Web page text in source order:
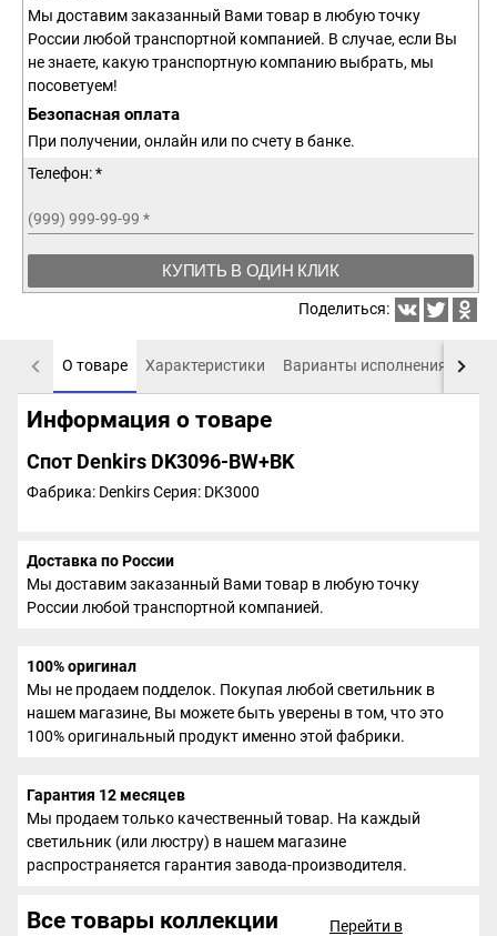
Мы доставим заказанный Вами товар в любую точку
России любой транспортной компанией. В случае, если Вы
не знаете, какую транспортную компанию выбрать, мы
посоветуем!
Безопасная оплата
При получении, онлайн или по счету в банке.
Телефон: *
(999) 999-99-99 *
КУПИТЬ В ОДИН КЛИК
Поделиться:
О товаре Характеристики Варианты исполнения
Информация о товаре
Спот Denkirs DK3096-BW+BK
Фабрика: DenkirsСерия: DK3000
Доставка по России
Мы доставим заказанный Вами товар в любую точку
России любой транспортной компанией.
100% оригинал
Мы не продаем подделок. Покупая любой светильник в
нашем магазине, Вы можете быть уверены в том, что это
100% оригинальный продукт именно этой фабрики.
Гарантия 12 месяцев
Мы продаем только качественный товар. На каждый
светильник (или люстру) в нашем магазине
распространяется гарантия завода-производителя.
Все товары коллекции
Перейти в